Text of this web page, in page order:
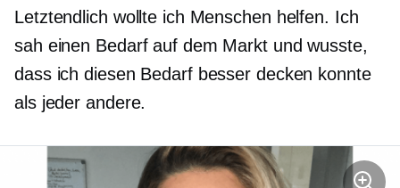
Letztendlich wollte ich Menschen helfen. Ich
sah einen Bedarf auf dem Markt und wusste,
dass ich diesen Bedarf besser decken konnte
als jeder andere.